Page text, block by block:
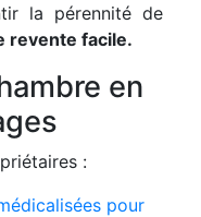
la pérennité de
revente facile.
en
:
pour